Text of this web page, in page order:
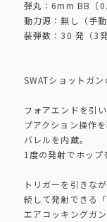
弾丸：6mm BB（
動力源：無し（手動
装弾数：30 発（3
SWATショットガン
フォアエンドを引
プアクション操作
バレルを内蔵。
1度の発射でホップ
トリガーを引きな
続して発射できる
エアコッキングガ